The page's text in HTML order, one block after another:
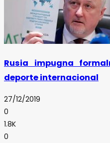
Rusia impugna
deporte internacional
27/12/2019
0
1.8K
0